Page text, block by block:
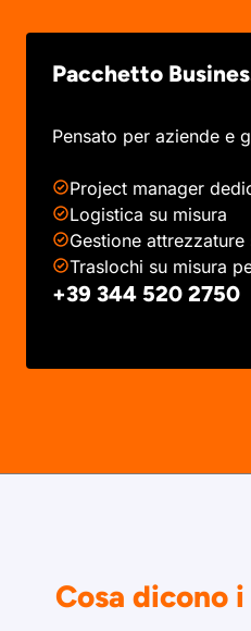
Pacchetto
Pensato per aziende e
Project manager
Logistica su misura
Gestione attrezzature
Traslochi su misura
+39 344 520 2750
Cosa dicono